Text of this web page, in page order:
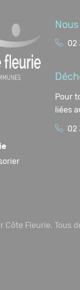
02
Pour
liées
02
Côte Fleurie. Tous